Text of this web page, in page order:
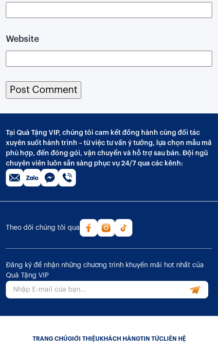
Website
Tại Quà Tặng VIP, chúng tôi cam kết đồng hành cùng đối tác
xuyên suốt hành trình – từ việc tư vấn ý tưởng, lựa chọn mẫu mã
phù hợp, đến đóng gói, vận chuyển và hỗ trợ sau bán. Đội ngũ
chuyên viên luôn sẵn sàng phục vụ 24/7 qua các kênh:
Theo dõi chúng tôi qua
Đăng ký để nhận những chương trình khuyến mãi hot nhất của
Quà Tặng VIP
TRANG CHỦGIỚI THIỆU KHÁCH HÀNGTIN TỨCLIÊN HỆ